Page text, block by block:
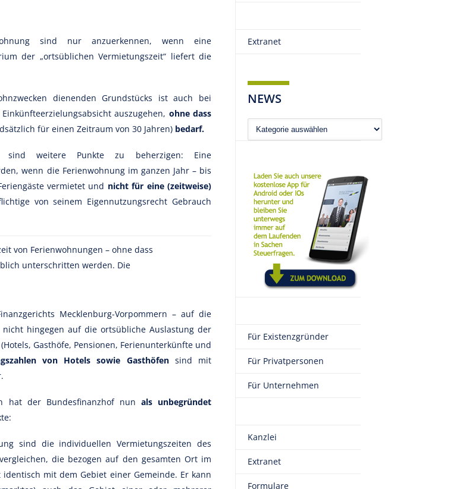
sind nur anzuerkennen, wenn eine
der „ortsüblichen Vermietungszeit“ liefert die
dienenden Grundstücks ist auch bei
auszugehen, ohne dass
für einen Zeitraum von 30 Jahren) bedarf.
sind weitere Punkte zu beherzigen: Eine
wenn die Ferienwohnung im ganzen Jahr – bis
vermietet und nicht für eine (zeitweise)
von seinem Eigennutzungsrecht Gebrauch
von Ferienwohnungen – ohne dass
unterschritten werden. Die
Mecklenburg-Vorpommern – auf die
hingegen auf die ortsübliche Auslastung der
Gasthöfe, Pensionen, Ferienunterkünfte und
von Hotels sowie Gasthöfensind mit
hat der Bundesfinanzhof nun als unbegründet
sind die individuellen Vermietungszeiten des
die bezogen auf den gesamten Ort im
mit dem Gebiet einer Gemeinde. Er kann
Extranet
NEWS
News
Für Existenzgründer
Für Privatpersonen
Für Unternehmen
Kanzlei
Extranet
Formulare